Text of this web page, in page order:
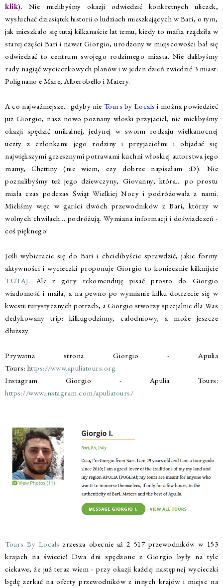
klik). Nie mielibyśmy okazji odwiedzić konkretnych uliczek,
wysłuchać dziesiątek historii o ludziach mieszkających w Bari, o tym,
jak mieszkało się tutaj kilkanaście lat temu, kiedy to mafia rządziła w
starej części Bari i nawet Giorgio, urodzony w miejscowości bał się
odwiedzać to centrum swojego rodzimego miasta. Nie dalibyśmy
rady nagiąć wycieczkowych planów i w jeden dzień zwiedzić 3 miast:
Polignano e Mare, Alberobello i Matery.
A co najważniejsze... gdyby nie Tours by Locals i można powiedzieć
już Giorgio, nasz nowo poznany włoski przyjaciel, nie mielibyśmy
okazji spędzić unikalnej, jedynej w swoim rodzaju wielkanocnej
uczty z członkami jego rodziny i przyjaciółmi i objadać się
największymi grzesznymi potrawami kuchni włoskiej autorstwa jego
mamy, Chettiny (nie wiem, czy dobrze napisałam :D). Nie
poznalibyśmy też jego dziewczyny, Giovanny, która... po prostu
miała czas podczas Świąt Wielkiej Nocy i podróżowała z nami.
Mieliśmy więc w garści dwóch przewodników z Bari, którzy w
wolnych chwilach... podróżują. Wymiana informacji i doświadczeń -
coś pięknego!
Jeśli wybieracie się do Bari i chcielibyście sprawdzić, jakie formy
aktywności i wycieczki proponuje Giorgio to koniecznie kilknijcie
TUTAJ.
Ale z góry rekomenduję pisać prosto do Giorgio
wiadomość i maila, a na pewno po wymianie kilku dotrzecie się w
kwestii turystycznych potrzeb, a Giorgio stworzy specjalnie dla Was
dedykowany trip: kilkugodzinny, całodniowy, a może jeszcze
dłuższy.
Prywatna strona Giorgio - Apulia
Tours: https://www.apuliatours.org
Instagram Giorgio - Apulia Tours:
https://www.instagram.com/apuliatours/
Tours By Locals zrzesza obecnie aż 2 517 przewodników w 153
krajach na świecie! Dwa dni spędzone z Giorgio były na tyle
ciekawe, że już teraz wiem - przy okazji każdej następnej wycieczki
będę zerkać na oferty przewodników z innych krajów i miejsc na